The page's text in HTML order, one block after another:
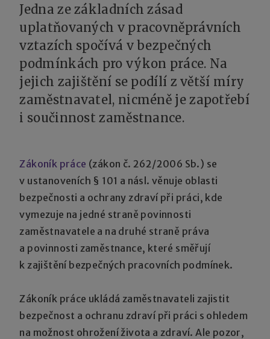
Jedna ze základních zásad
uplatňovaných v pracovněprávních
vztazích spočívá v bezpečných
podmínkách pro výkon práce. Na
jejich zajištění se podílí z větší míry
zaměstnavatel, nicméně je zapotřebí
i součinnost zaměstnance.
Zákoník práce (zákon č. 262/2006 Sb.) se
v ustanoveních § 101 a násl. věnuje oblasti
bezpečnosti a ochrany zdraví při práci, kde
vymezuje na jedné straně povinnosti
zaměstnavatele a na druhé straně práva
a povinnosti zaměstnance, které směřují
k zajištění bezpečných pracovních podmínek.
Zákoník práce ukládá zaměstnavateli zajistit
bezpečnost a ochranu zdraví při práci s ohledem
na možnost ohrožení života a zdraví. Ale pozor,